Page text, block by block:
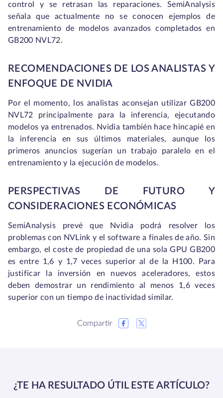
control y se retrasan las reparaciones. SemiAnalysis
señala que actualmente no se conocen ejemplos de
entrenamiento de modelos avanzados completados en
GB200 NVL72.
RECOMENDACIONES DE LOS ANALISTAS Y
ENFOQUE DE NVIDIA
Por el momento, los analistas aconsejan utilizar GB200
NVL72 principalmente para la inferencia, ejecutando
modelos ya entrenados. Nvidia también hace hincapié en
la inferencia en sus últimos materiales, aunque los
primeros anuncios sugerían un trabajo paralelo en el
entrenamiento y la ejecución de modelos.
PERSPECTIVAS DE FUTURO Y
CONSIDERACIONES ECONÓMICAS
SemiAnalysis prevé que Nvidia podrá resolver los
problemas con NVLink y el software a finales de año. Sin
embargo, el coste de propiedad de una sola GPU GB200
es entre 1,6 y 1,7 veces superior al de la H100. Para
justificar la inversión en nuevos aceleradores, estos
deben demostrar un rendimiento al menos 1,6 veces
superior con un tiempo de inactividad similar.
Compartir
¿TE HA RESULTADO ÚTIL ESTE ARTÍCULO?